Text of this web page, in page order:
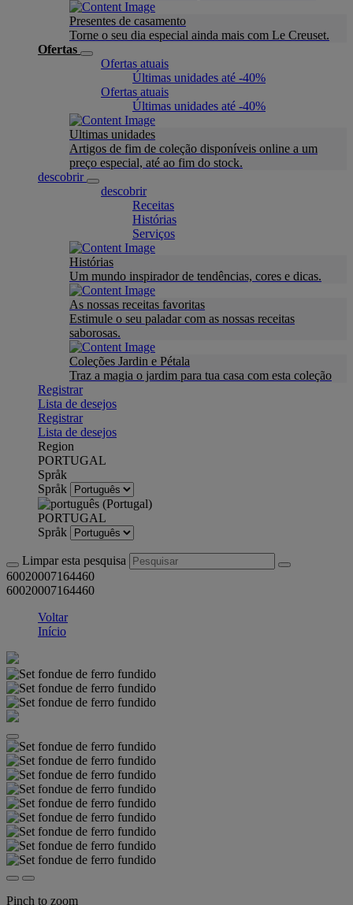
Presentes de casamento
Torne o seu dia especial ainda mais com Le Creuset.
Ofertas
Ofertas atuais
Últimas unidades até -40%
Ofertas atuais
Últimas unidades até -40%
Ultimas unidades
Artigos de fim de coleção disponíveis online a um
preço especial, até ao fim do stock.
descobrir
descobrir
Receitas
Histórias
Serviços
Histórias
Um mundo inspirador de tendências, cores e dicas.
As nossas receitas favoritas
Estimule o seu paladar com as nossas receitas
saborosas.
Coleções Jardin e Pétala
Traz a magia o jardim para tua casa com esta coleção
Registrar
Lista de desejos
Registrar
Lista de desejos
Region
PORTUGAL
Språk
Språk
PORTUGAL
Språk
Limpar esta pesquisa
60020007164460
60020007164460
Voltar
Início
Pinch to zoom